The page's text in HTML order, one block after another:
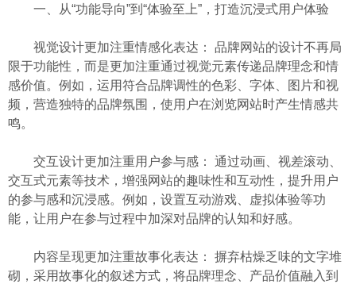
一、从“功能导向”到“体验至上”，打造沉浸式用户体验
视觉设计更加注重情感化表达： 品牌网站的设计不再局
限于功能性，而是更加注重通过视觉元素传递品牌理念和情
感价值。例如，运用符合品牌调性的色彩、字体、图片和视
频，营造独特的品牌氛围，使用户在浏览网站时产生情感共
鸣。
交互设计更加注重用户参与感： 通过动画、视差滚动、
交互式元素等技术，增强网站的趣味性和互动性，提升用户
的参与感和沉浸感。例如，设置互动游戏、虚拟体验等功
能，让用户在参与过程中加深对品牌的认知和好感。
内容呈现更加注重故事化表达： 摒弃枯燥乏味的文字堆
砌，采用故事化的叙述方式，将品牌理念、产品价值融入到